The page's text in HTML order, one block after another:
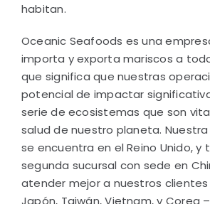
habitan.
Oceanic Seafoods es una
importa y exporta mariscos a
que significa que nuestras
potencial de impactar
serie de ecosistemas que son
salud de nuestro planeta.
se encuentra en el Reino Unido, y
segunda sucursal con sede en
atender mejor a nuestros clientes
Japón, Taiwán, Vietnam, y Corea